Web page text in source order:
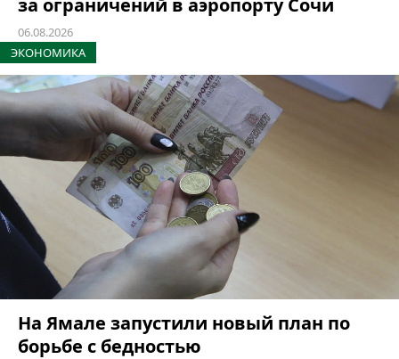
за ограничений в аэропорту Сочи
06.08.2026
ЭКОНОМИКА
На Ямале запустили новый план по
борьбе с бедностью